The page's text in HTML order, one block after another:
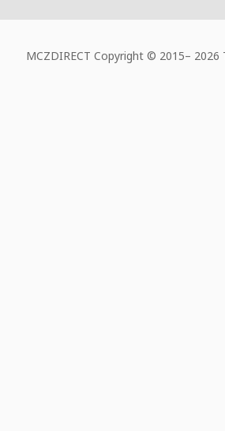
MCZDIRECT Copyright © 2015– 2026